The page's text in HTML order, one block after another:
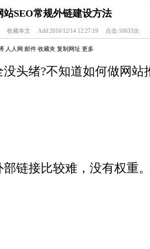
站SEO常规外链建设方法
收藏本文 Add:2016/12/14 12:27:19 点击:10633次
人人网 邮件 收藏夹 复制网址 更多
头绪?不知道如何做网
部链接比较难，没有权重